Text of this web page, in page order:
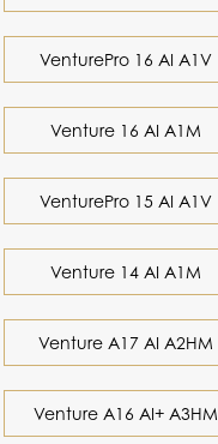
VenturePro 16 AI A1V
Venture 16 AI A1M
VenturePro 15 AI A1V
Venture 14 AI A1M
Venture A17 AI A2HM
Venture A16 AI+ A3HM